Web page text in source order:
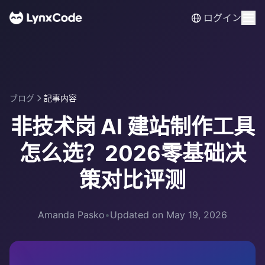
ログイン
ブログ 記事内容
非技术岗 AI 建站制作工具
怎么选？2026零基础决
策对比评测
Amanda Pasko•Updated on May 19, 2026